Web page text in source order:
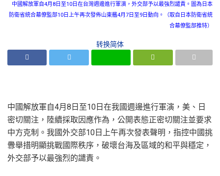
中國解放軍自4月8日至10日在台灣週邊進行軍演，外交部予以最強烈譴責。圖為日本
防衛省統合幕僚監部10日上午再次發佈山東艦4月7日至9日動向。（取自日本防衛省統
合幕僚監部推特）
转换简体
中國解放軍自4月8日至10日在我國週邊進行軍演，美、日
密切關注，陸續採取因應作為，公開表態正密切關注並要求
中方克制。我國外交部10日上午再次發表聲明，指控中國挑
釁舉措明顯挑戰國際秩序，破壞台海及區域的和平與穩定，
外交部予以最強烈的譴責。